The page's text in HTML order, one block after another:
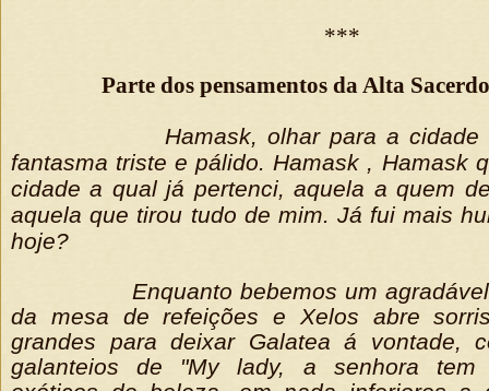
***
Parte dos pensamentos da Alta
Hamask, olhar para a
fantasma triste e pálido. Hamask , Hamask
cidade a qual já pertenci, aquela a quem
aquela que tirou tudo de mim. Já fui mais
hoje?
Enquanto bebemos um
da mesa de refeições e Xelos abre
grandes para deixar Galatea á vontade,
galanteios de "My lady, a senhora tem